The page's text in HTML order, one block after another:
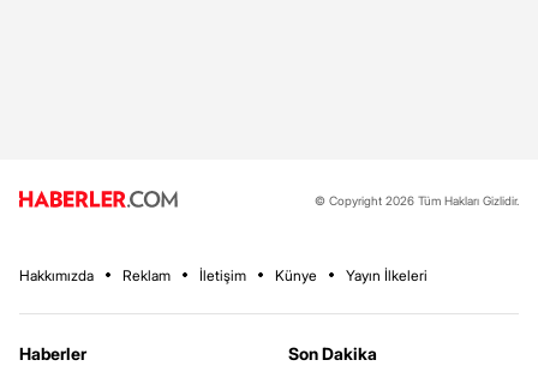
© Copyright 2026 Tüm Hakları Gizlidir.
Hakkımızda Reklam İletişim Künye Yayın İlkeleri
Haberler
Son Dakika